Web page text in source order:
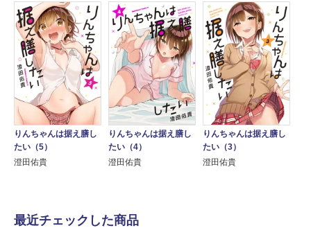
りんちゃんは据え膳し
たい（5）
澄田佑貴
りんちゃんは据え膳し
たい（4）
澄田佑貴
りんちゃんは据え膳し
たい（3）
澄田佑貴
最近チェックした商品